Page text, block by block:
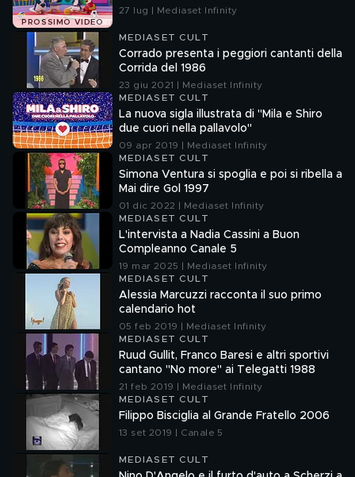
PROSSIMO VIDEO
27 lug | Mediaset Infinity
MEDIASET CULT
Corrado presenta i peggiori cantanti della
Corrida del 1986
23 giu 2021 | Mediaset Infinity
MEDIASET CULT
La nuova sigla illustrata di "Mila e Shiro
due cuori nella pallavolo"
09 apr 2019 | Mediaset Infinity
MEDIASET CULT
Simona Ventura si spoglia e poi si ribella a
Mai dire Gol 1997
01 dic 2022 | Mediaset Infinity
MEDIASET CULT
L'intervista a Nadia Cassini a Buon
Compleanno Canale 5
19 mar 2025 | Mediaset Infinity
MEDIASET CULT
Alessia Marcuzzi racconta il suo primo
calendario hot
05 feb 2019 | Mediaset Infinity
MEDIASET CULT
Ruud Gullit, Franco Baresi e altri sportivi
cantano "No more" ai Telegatti 1988
21 feb 2019 | Mediaset Infinity
MEDIASET CULT
Filippo Bisciglia al Grande Fratello 2006
13 set 2019 | Canale 5
MEDIASET CULT